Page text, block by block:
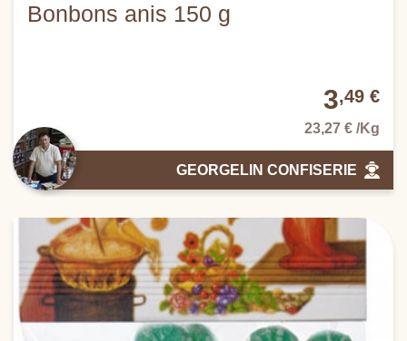
Bonbons anis 150 g
3,49 €
23,27 € /Kg
GEORGELIN CONFISERIE